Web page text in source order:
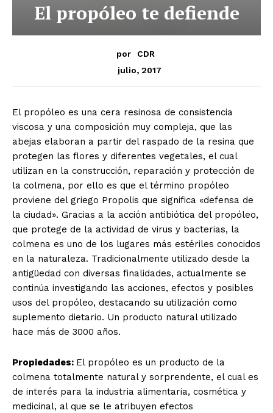
El propóleo te defiende
por
CDR
julio, 2017
El propóleo es una cera resinosa de consistencia
viscosa y una composición muy compleja, que las
abejas elaboran a partir del raspado de la resina que
protegen las flores y diferentes vegetales, el cual
utilizan en la construcción, reparación y protección de
la colmena, por ello es que el término propóleo
proviene del griego Propolis que significa «defensa de
la ciudad». Gracias a la acción antibiótica del propóleo,
que protege de la actividad de virus y bacterias, la
colmena es uno de los lugares más estériles conocidos
en la naturaleza. Tradicionalmente utilizado desde la
antigüedad con diversas finalidades, actualmente se
continúa investigando las acciones, efectos y posibles
usos del propóleo, destacando su utilización como
suplemento dietario. Un producto natural utilizado
hace más de 3000 años.
Propiedades: El propóleo es un producto de la
colmena totalmente natural y sorprendente, el cual es
de interés para la industria alimentaria, cosmética y
medicinal, al que se le atribuyen efectos